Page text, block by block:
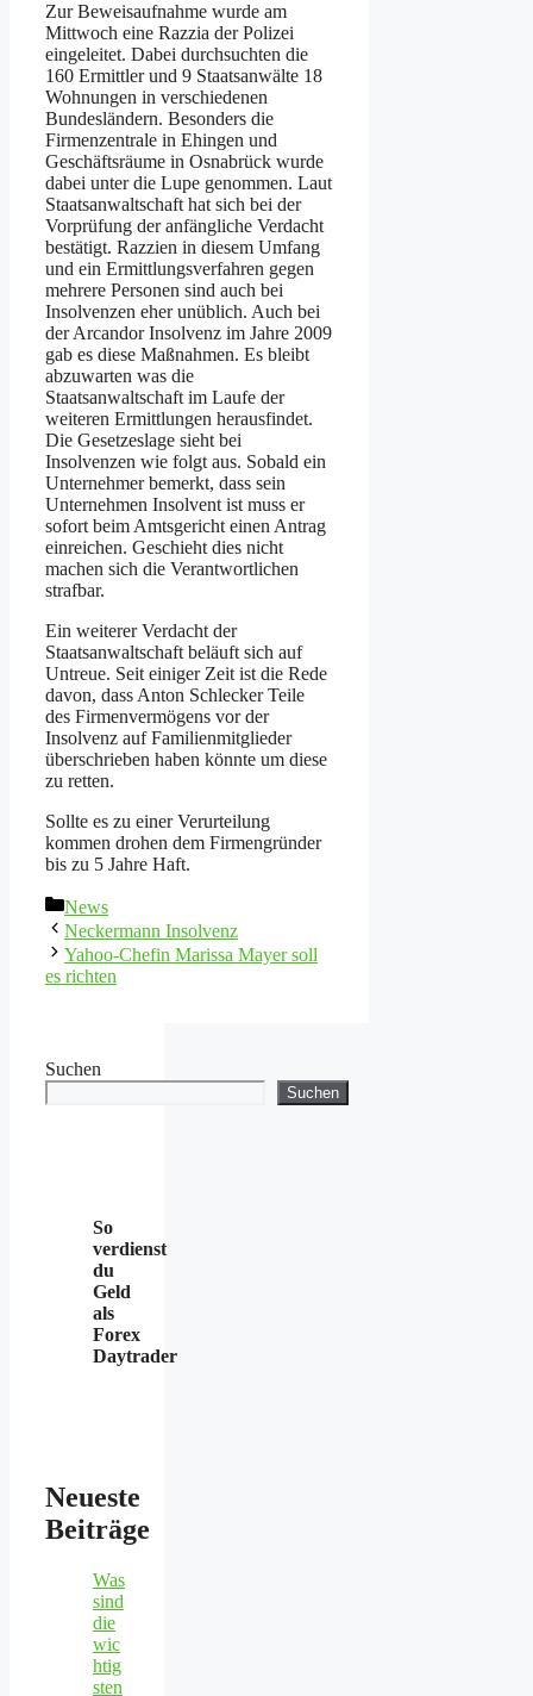
Zur Beweisaufnahme wurde am
Mittwoch eine Razzia der Polizei
eingeleitet. Dabei durchsuchten die
160 Ermittler und 9 Staatsanwälte 18
Wohnungen in verschiedenen
Bundesländern. Besonders die
Firmenzentrale in Ehingen und
Geschäftsräume in Osnabrück wurde
dabei unter die Lupe genommen. Laut
Staatsanwaltschaft hat sich bei der
Vorprüfung der anfängliche Verdacht
bestätigt. Razzien in diesem Umfang
und ein Ermittlungsverfahren gegen
mehrere Personen sind auch bei
Insolvenzen eher unüblich. Auch bei
der Arcandor Insolvenz im Jahre 2009
gab es diese Maßnahmen. Es bleibt
abzuwarten was die
Staatsanwaltschaft im Laufe der
weiteren Ermittlungen herausfindet.
Die Gesetzeslage sieht bei
Insolvenzen wie folgt aus. Sobald ein
Unternehmer bemerkt, dass sein
Unternehmen Insolvent ist muss er
sofort beim Amtsgericht einen Antrag
einreichen. Geschieht dies nicht
machen sich die Verantwortlichen
strafbar.
Ein weiterer Verdacht der
Staatsanwaltschaft beläuft sich auf
Untreue. Seit einiger Zeit ist die Rede
davon, dass Anton Schlecker Teile
des Firmenvermögens vor der
Insolvenz auf Familienmitglieder
überschrieben haben könnte um diese
zu retten.
Sollte es zu einer Verurteilung
kommen drohen dem Firmengründer
bis zu 5 Jahre Haft.
Kategorien
News
Neckermann Insolvenz
Yahoo-Chefin Marissa Mayer soll
es richten
Suchen
Suchen
So
verdienst
du
Geld
als
Forex
Daytrader
Neueste
Beiträge
Was
sind
die
wic
htig
sten